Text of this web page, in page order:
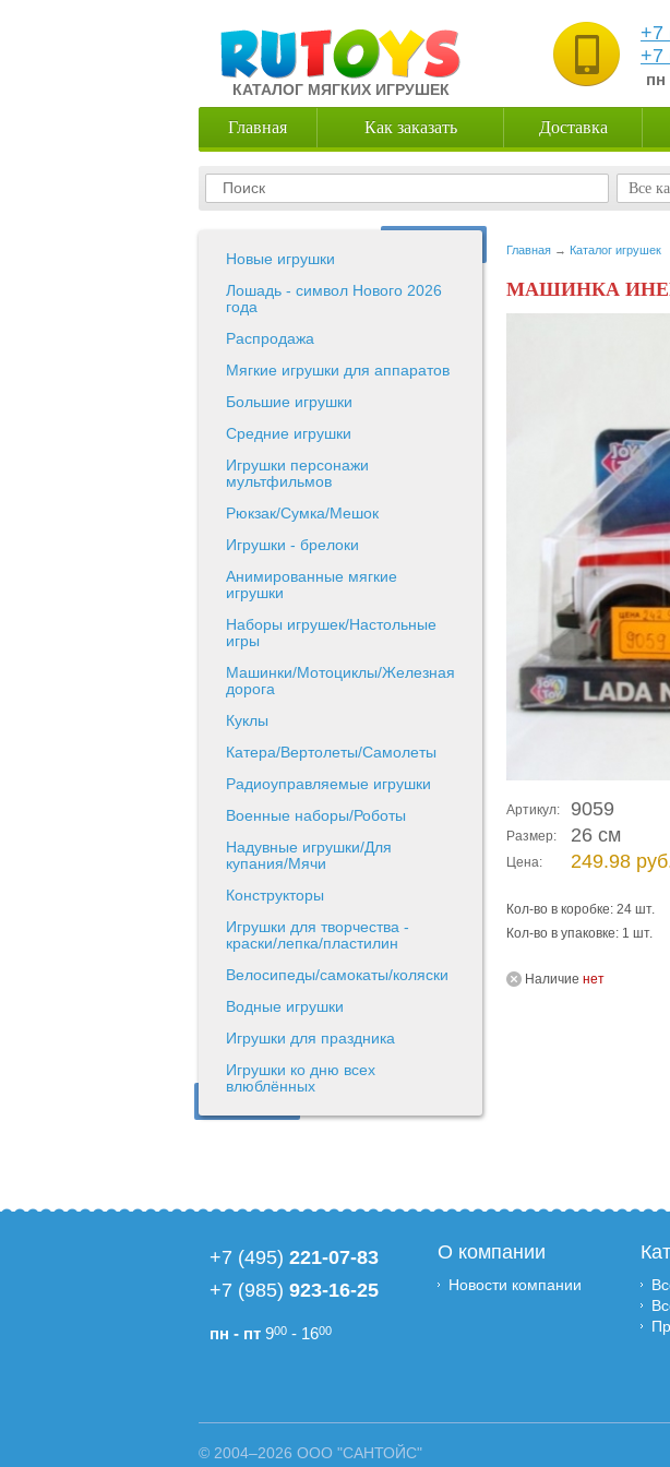
КАТАЛОГ МЯГКИХ ИГРУШЕК
+7
+7
пн
Главная Как заказать Доставка
Все
Новые игрушки
Лошадь - символ Нового 2026
года
Распродажа
Мягкие игрушки для аппаратов
Большие игрушки
Средние игрушки
Игрушки персонажи
мультфильмов
Рюкзак/Сумка/Мешок
Игрушки - брелоки
Анимированные мягкие
игрушки
Наборы игрушек/Настольные
игры
Машинки/Мотоциклы/Железная
дорога
Куклы
Катера/Вертолеты/Самолеты
Радиоуправляемые игрушки
Военные наборы/Роботы
Надувные игрушки/Для
купания/Мячи
Конструкторы
Игрушки для творчества -
краски/лепка/пластилин
Велосипеды/самокаты/коляски
Водные игрушки
Игрушки для праздника
Игрушки ко дню всех
влюблённых
Главная → Каталог игрушек
МАШИНКА
Артикул: 9059
Размер: 26 см
Цена: 249.98
Кол-во в коробке: 24 шт.
Кол-во в упаковке: 1 шт.
Наличие нет
+7 (495) 221-07-83
+7 (985) 923-16-25
пн - пт 900 - 1600
О компании
Новости компании
© 2004–2026 ООО "САНТОЙС"